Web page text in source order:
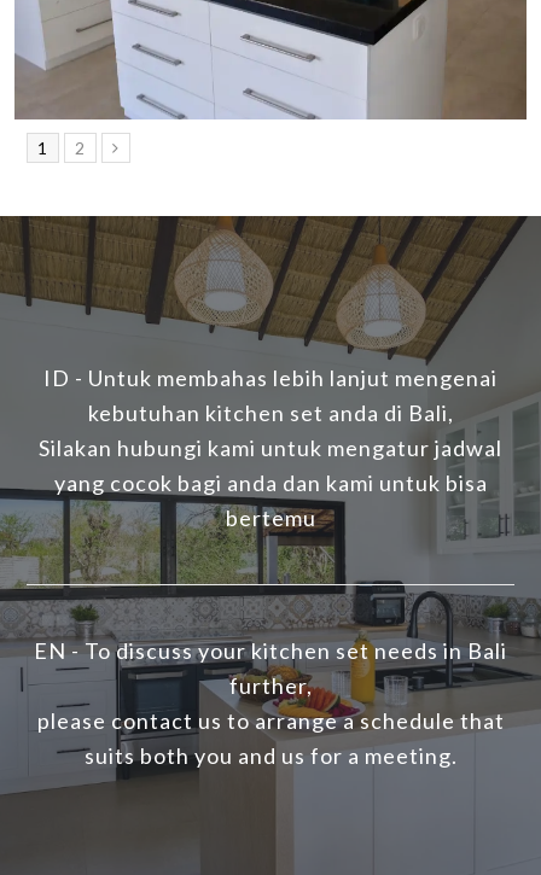
1 2
ID - Untuk membahas lebih lanjut mengenai
kebutuhan kitchen set anda di Bali,
Silakan hubungi kami untuk mengatur jadwal
yang cocok bagi anda dan kami untuk bisa
bertemu
EN - To discuss your kitchen set needs in Bali
further,
please contact us to arrange a schedule that
suits both you and us for a meeting.